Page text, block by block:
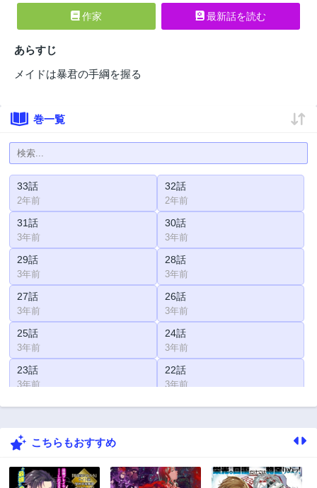
作家 最新話を読む
あらすじ
メイドは暴君の手綱を握る
巻一覧
33話
2年前
32話
2年前
31話
3年前
30話
3年前
29話
3年前
28話
3年前
27話
3年前
26話
3年前
25話
3年前
24話
3年前
23話
3年前
22話
3年前
21話 20話
19話
17話 16話
こちらもおすすめ